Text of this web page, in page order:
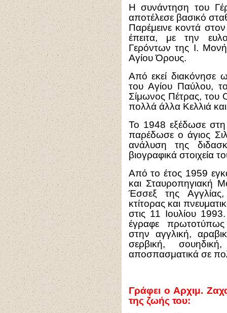
Η συνάντηση του
αποτέλεσε βασικό
Παρέμεινε κοντά
έπειτα, με την
Γερόντων της Ι.
Αγίου Όρους.
Από εκεί διακόνησε
του Αγίου Παύλου,
Σίμωνος Πέτρας, του
πολλά άλλα Κελλιά
Το 1948 εξέδωσε στη
παρέδωσε ο άγιος
ανάλυση της
βιογραφικά στοιχεία
Από το έτος 1959
και Σταυροπηγιακή
Έσσεξ της
κτίτορας και
στις 11 Ιουλίου
έγραφε
στην αγγλική,
σερβική,
αποσπασματικά σε
Γράφει ο Αρχιμ.
της ζωής του: